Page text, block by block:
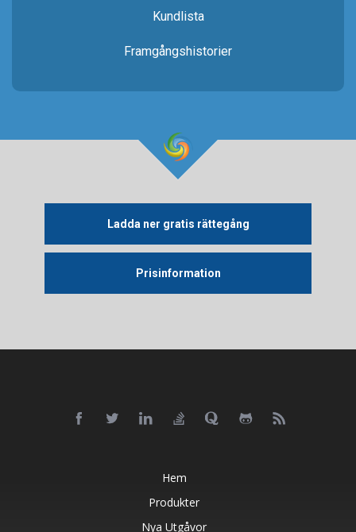
Kundlista
Framgångshistorier
Ladda ner gratis rättegång
Prisinformation
Hem
Produkter
Nya Utgåvor